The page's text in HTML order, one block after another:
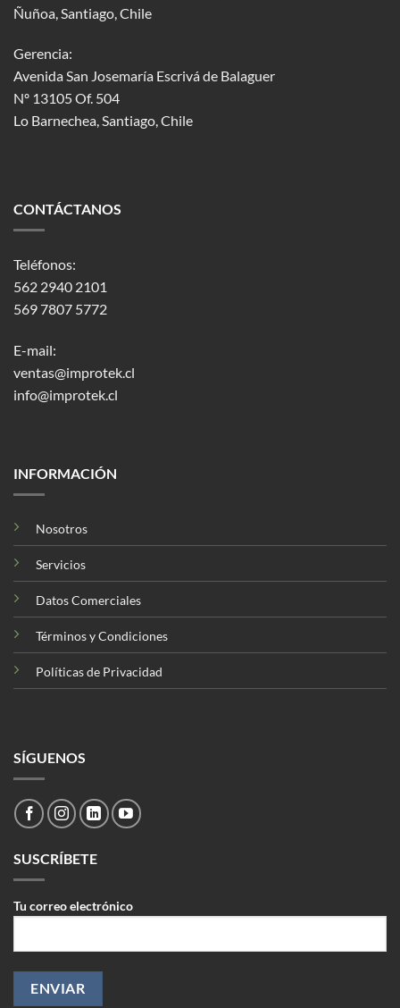
Ñuñoa, Santiago, Chile
Gerencia:
Avenida San Josemaría Escrivá de Balaguer
Nº 13105 Of. 504
Lo Barnechea, Santiago, Chile
CONTÁCTANOS
Teléfonos:
562 2940 2101
569 7807 5772
E-mail:
ventas@improtek.cl
info@improtek.cl
INFORMACIÓN
Nosotros
Servicios
Datos Comerciales
Términos y Condiciones
Políticas de Privacidad
SÍGUENOS
SUSCRÍBETE
Tu correo electrónico